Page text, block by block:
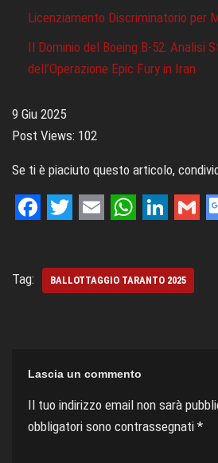
Licenziamento Discriminatorio per
Il Dominio del Boeing B-52: Analisi
dell’Operazione Epic Fury in Iran
9 Giu 2025
Post Views: 102
Se ti è piaciuto questo articolo,
c
i
r
a
a
p
p
n
n
a
r
Tag: BALLOTTAGGIO TARANTO 2025
Lascia un commento
Il tuo indirizzo email non sarà
obbligatori sono contrassegnati *